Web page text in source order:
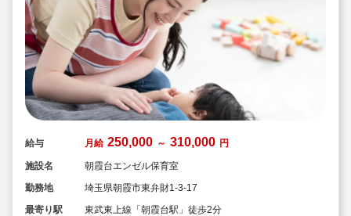
給与 月給 250,000 ～ 310,000 円
施設名
朝霞台エンゼル保育室
勤務地
埼玉県朝霞市東弁財1-3-17
最寄り駅
東武東上線「朝霞台駅」徒歩2分